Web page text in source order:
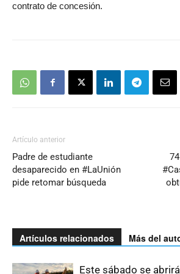
contrato de concesión.
Artículo anterior
Padre de estudiante
desaparecido en #LaUnión
pide retomar búsqueda
Artículos relacionados Más del
Este sábado se